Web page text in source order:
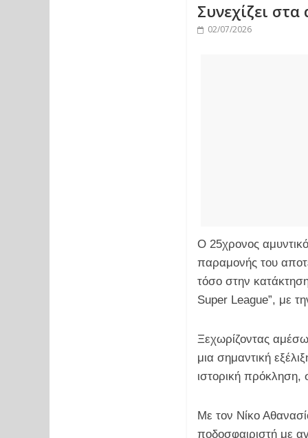
Συνεχίζει
02/07/2026
Ο 25χρονος
παραμονής του
τόσο στην
Super League”, με
Ξεχωρίζοντας
μια σημαντική
ιστορική
Με τον Νίκο
ποδοσφαιριστή με